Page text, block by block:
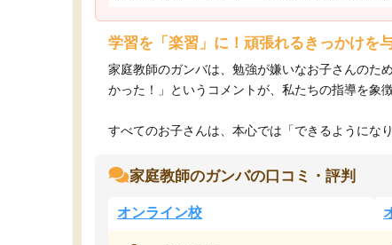
学習を「楽習」に！頑張れるきっかけを
家庭教師のガンバは、勉強が嫌いなお子さんのた
かった！」というコメントが、私たちの指導を象徴
すべてのお子さんは、本心では「できるようにな
家庭教師のガンバの口コミ・評判
オンライン校